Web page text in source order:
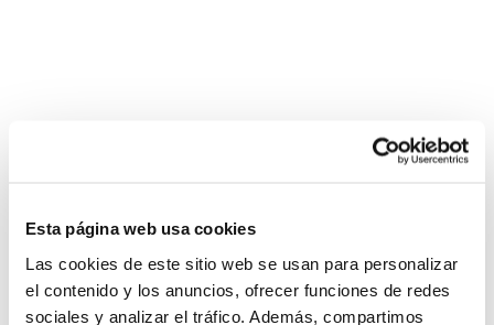
Esta página web usa cookies
Las cookies de este sitio web se usan para personalizar
el contenido y los anuncios, ofrecer funciones de redes
sociales y analizar el tráfico. Además, compartimos